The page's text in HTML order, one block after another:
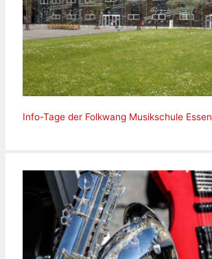
Info-Tage der Folkwang Musikschule Essen